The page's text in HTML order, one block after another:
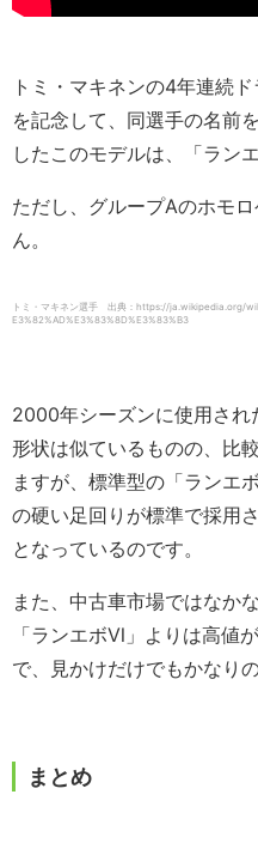
トミ・マキネンの4年連続
を記念して、同選手の名前
したこのモデルは、「ラン
ただし、グループAのホモ
ん。
トミ・マキネン選手 出典：https://ja.wikipedia.org/
E3%82%AD%E3%83%8D%E3%83%B3
2000年シーズンに使用さ
形状は似ているものの、比
ますが、標準型の「ランエ
の硬い足回りが標準で採用
となっているのです。
また、中古車市場ではなか
「ランエボⅥ」よりは高値
で、見かけだけでもかなり
まとめ